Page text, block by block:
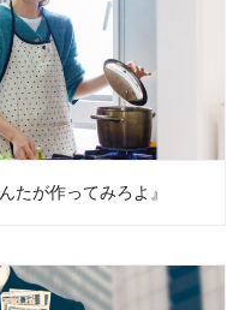
たが作ってみろよ』